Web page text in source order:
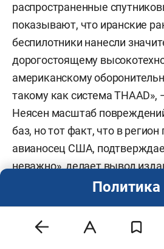
распространенные
показывают, что иранские
беспилотники нанесли
дорогостоящему
американскому
такому как система THAAD»,
Неясен масштаб
баз, но тот факт, что в
авианосец США,
неважно», делает вывод
Мировая пресса также
каким будет ее финал.
Политика